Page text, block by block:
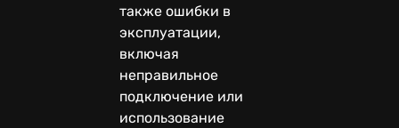
также ошибки в
эксплуатации,
включая
неправильное
подключение или
использование